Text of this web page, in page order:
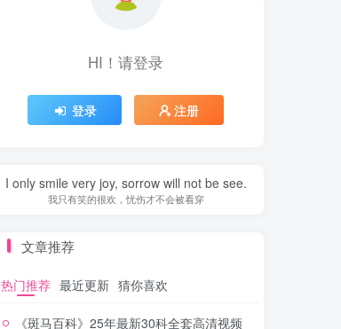
HI！请登录
登录 注册
I only smile very joy, sorrow will not be see.
我只有笑的很欢，忧伤才不会被看穿
文章推荐
热门推荐 最近更新 猜你喜欢
《斑马百科》25年最新30科全套高清视频